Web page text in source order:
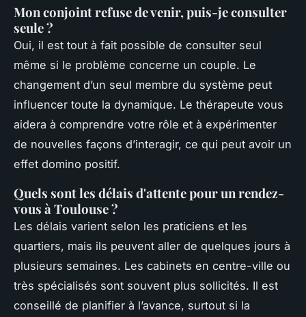
Mon conjoint refuse de venir, puis-je consulter
seule ?
Oui, il est tout à fait possible de consulter seul
même si le problème concerne un couple. Le
changement d’un seul membre du système peut
influencer toute la dynamique. Le thérapeute vous
aidera à comprendre votre rôle et à expérimenter
de nouvelles façons d’interagir, ce qui peut avoir un
effet domino positif.
Quels sont les délais d'attente pour un rendez-
vous à Toulouse ?
Les délais varient selon les praticiens et les
quartiers, mais ils peuvent aller de quelques jours à
plusieurs semaines. Les cabinets en centre-ville ou
très spécialisés sont souvent plus sollicités. Il est
conseillé de planifier à l’avance, surtout si la